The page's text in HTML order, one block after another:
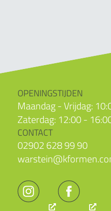
OPENINGSTIJDEN
Maandag - Vrijdag:
Zaterdag: 12:00 -
CONTACT
02902 628 99 90